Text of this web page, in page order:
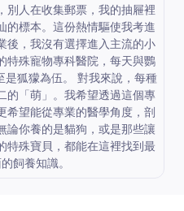
別人在收集郵票，我的抽屜裡
的標本。這份熱情驅使我考進
後，我沒有選擇進入主流的小
特殊寵物專科醫院，每天與鸚
是狐獴為伍。 對我來說，每種
的「萌」。我希望透過這個專
希望能從專業的醫學角度，剖
論你養的是貓狗，或是那些讓
特殊寶貝，都能在這裡找到最
飼養知識。